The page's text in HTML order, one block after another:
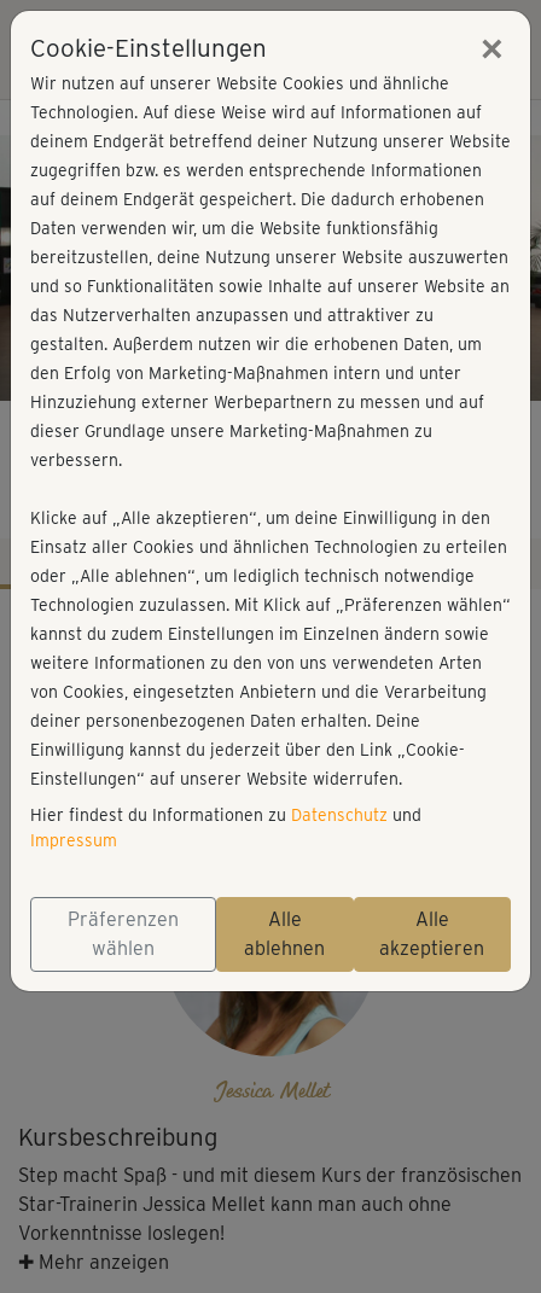
Play
Video
Kursvorschau - Jetzt mitmachen!
Basic Step - Hauptkurs
Kursbeschreibung
Step macht Spaß - und mit diesem Kurs der französischen
Star-Trainerin Jessica Mellet kann man auch ohne
Vorkenntnisse loslegen!
✚ Mehr anzeigen
Workout-Facts
leicht
49 Min
445 kcal
Jessica Mellet
Step
Jessica Mellet
Cookie-Einstellungen ×
Wir nutzen auf unserer Website Cookies und ähnliche
Technologien. Auf diese Weise wird auf Informationen auf
deinem Endgerät betreffend deiner Nutzung unserer Website
zugegriffen bzw. es werden entsprechende Informationen
auf deinem Endgerät gespeichert. Die dadurch erhobenen
Daten verwenden wir, um die Website funktionsfähig
bereitzustellen, deine Nutzung unserer Website auszuwerten
und so Funktionalitäten sowie Inhalte auf unserer Website an
das Nutzerverhalten anzupassen und attraktiver zu
gestalten. Außerdem nutzen wir die erhobenen Daten, um
den Erfolg von Marketing-Maßnahmen intern und unter
Hinzuziehung externer Werbepartnern zu messen und auf
dieser Grundlage unsere Marketing-Maßnahmen zu
verbessern.
Klicke auf „Alle akzeptieren“, um deine Einwilligung in den
Einsatz aller Cookies und ähnlichen Technologien zu erteilen
oder „Alle ablehnen“, um lediglich technisch notwendige
Technologien zuzulassen. Mit Klick auf „Präferenzen wählen“
kannst du zudem Einstellungen im Einzelnen ändern sowie
weitere Informationen zu den von uns verwendeten Arten
von Cookies, eingesetzten Anbietern und die Verarbeitung
deiner personenbezogenen Daten erhalten. Deine
Einwilligung kannst du jederzeit über den Link „Cookie-
Einstellungen“ auf unserer Website widerrufen.
Hier findest du Informationen zu Datenschutz und
Impressum
Präferenzen
wählen
Alle
ablehnen
Alle
akzeptieren